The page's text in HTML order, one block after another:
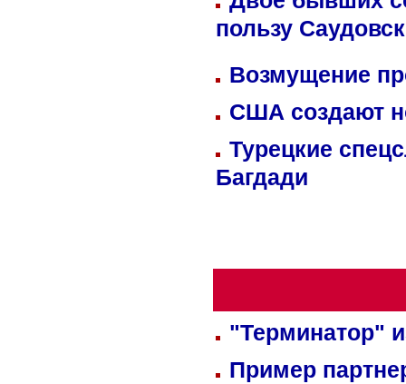
пользу
Возмущение
США создают
Турецкие
Багдади
"Терминатор"
Пример